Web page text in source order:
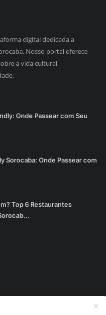
digital dedicada a
Nosso portal oferece
a vida cultural,
Onde Passear com Seu
Sorocaba: Onde Passear com
Top 6 Restaurantes